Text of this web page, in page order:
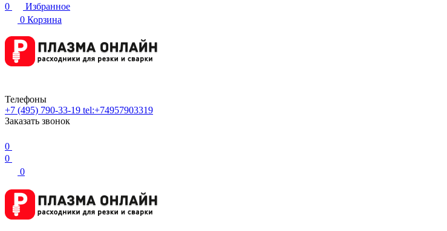
0
Избранное
0 Корзина
Телефоны
+7 (495) 790-33-19 tel:+74957903319
Заказать звонок
0
0
0